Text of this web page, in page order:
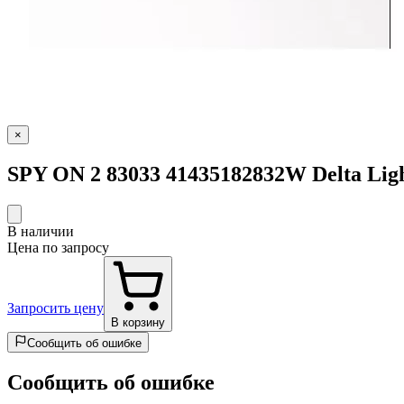
×
SPY ON 2 83033 41435182832W Delta
В наличии
Цена по запросу
Запросить цену
В корзину
Сообщить об ошибке
Сообщить об ошибке